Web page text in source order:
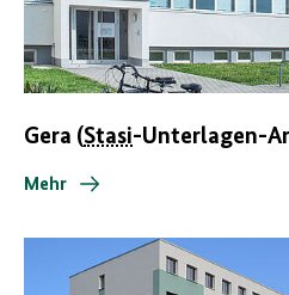
Gera (Stasi-Unterlagen-
Mehr